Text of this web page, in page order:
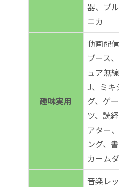
器、ブ
ニカ
趣味実用
動画配
ブース
ュア無
J、ミキ
グ、ゲ
ツ、読
アター
ング、
カーム
音楽レ